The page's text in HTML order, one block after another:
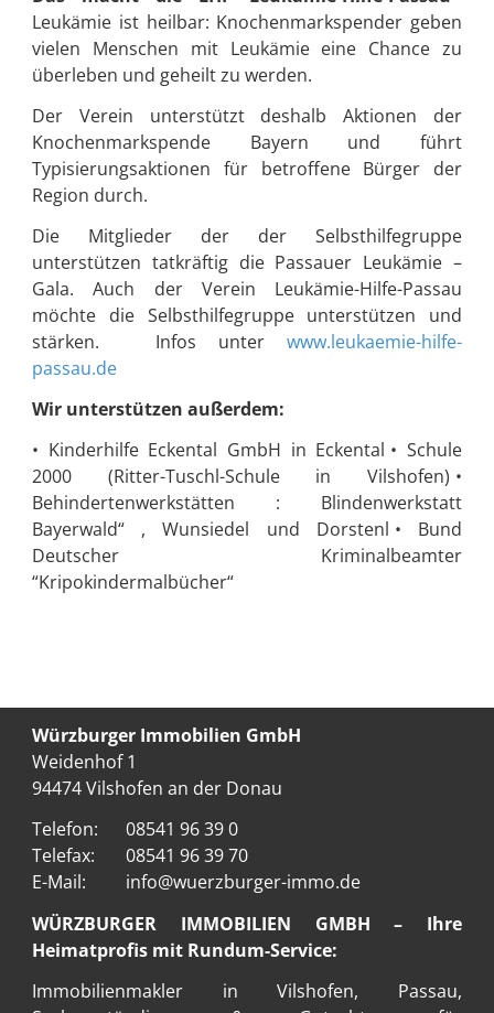
Leukämie ist heilbar: Knochenmarkspender geben
vielen Menschen mit Leukämie eine Chance zu
überleben und geheilt zu werden.
Der Verein unterstützt deshalb Aktionen der
Knochenmarkspende Bayern und führt
Typisierungsaktionen für betroffene Bürger der
Region durch.
Die Mitglieder der der Selbsthilfegruppe
unterstützen tatkräftig die Passauer Leukämie –
Gala. Auch der Verein Leukämie-Hilfe-Passau
möchte die Selbsthilfegruppe unterstützen und
stärken.
Infos unterwww.leukaemie-hilfe-
passau.de
Wir unterstützen außerdem:
• Kinderhilfe Eckental GmbH in Eckental • Schule
2000 (Ritter-Tuschl-Schule in Vilshofen) •
Behindertenwerkstätten : Blindenwerkstatt
Bayerwald“ , Wunsiedel und Dorstenl • Bund
Deutscher Kriminalbeamter
“Kripokindermalbücher“
Würzburger Immobilien GmbH
Weidenhof 1
94474 Vilshofen an der Donau
Telefon:
08541 96 39 0
Telefax:
08541 96 39 70
E-Mail:
info@wuerzburger-immo.de
WÜRZBURGER IMMOBILIEN GMBH – Ihre
Heimatprofis mit Rundum-Service:
Immobilienmakler in Vilshofen, Passau,